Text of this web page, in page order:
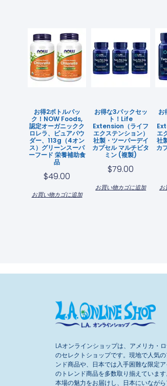
お得2ボトルパッ
ク！NOW Foods,
認定オーガニックク
ロレラ、ピュアパウ
ダー、113g（4オン
ス）グリーンスーパ
ーフード 栄養補助食
品
$49.00
お買い物カゴに追加
お得な3パックセッ
ト！Life
Extension（ライフ
エクステンション）
社製・ツーパーデイ
カプセル マルチビタ
ミン (複製)
$79.00
お買い物カゴに追加
お
エ
社
カ
お
LAオンラインショップは、アメリカ・
のセレクトショップです。現地で人気
ンド商品や、日本では入手困難な限定
のトレンド商品を多数取り揃えていま
本場の魅力をお届けし、日本にいなが